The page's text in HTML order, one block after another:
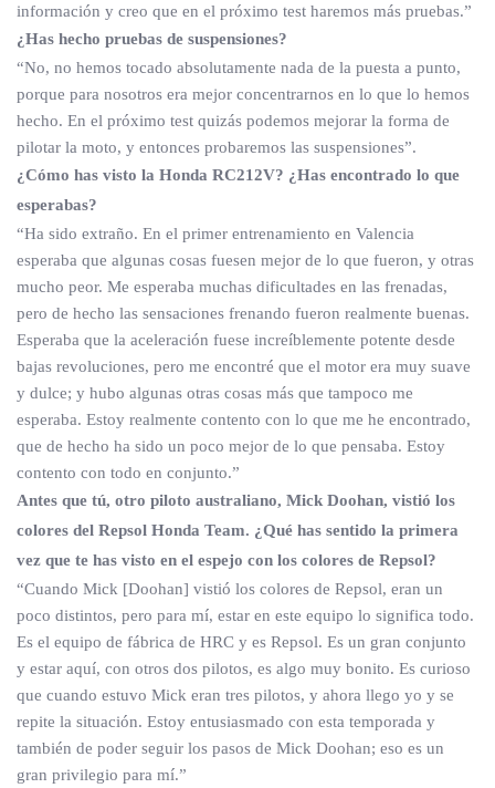
información y creo que en el próximo test haremos más pruebas.”
¿Has hecho pruebas de suspensiones?
“No, no hemos tocado absolutamente nada de la puesta a punto,
porque para nosotros era mejor concentrarnos en lo que lo hemos
hecho. En el próximo test quizás podemos mejorar la forma de
pilotar la moto, y entonces probaremos las suspensiones”.
¿Cómo has visto la Honda RC212V? ¿Has encontrado lo que
esperabas?
“Ha sido extraño. En el primer entrenamiento en Valencia
esperaba que algunas cosas fuesen mejor de lo que fueron, y otras
mucho peor. Me esperaba muchas dificultades en las frenadas,
pero de hecho las sensaciones frenando fueron realmente buenas.
Esperaba que la aceleración fuese increíblemente potente desde
bajas revoluciones, pero me encontré que el motor era muy suave
y dulce; y hubo algunas otras cosas más que tampoco me
esperaba. Estoy realmente contento con lo que me he encontrado,
que de hecho ha sido un poco mejor de lo que pensaba. Estoy
contento con todo en conjunto.”
Antes que tú, otro piloto australiano, Mick Doohan, vistió los
colores del Repsol Honda Team. ¿Qué has sentido la primera
vez que te has visto en el espejo con los colores de Repsol?
“Cuando Mick [Doohan] vistió los colores de Repsol, eran un
poco distintos, pero para mí, estar en este equipo lo significa todo.
Es el equipo de fábrica de HRC y es Repsol. Es un gran conjunto
y estar aquí, con otros dos pilotos, es algo muy bonito. Es curioso
que cuando estuvo Mick eran tres pilotos, y ahora llego yo y se
repite la situación. Estoy entusiasmado con esta temporada y
también de poder seguir los pasos de Mick Doohan; eso es un
gran privilegio para mí.”